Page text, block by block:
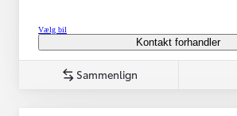
Vælg bil
Kontakt forhandler
Sammenlign